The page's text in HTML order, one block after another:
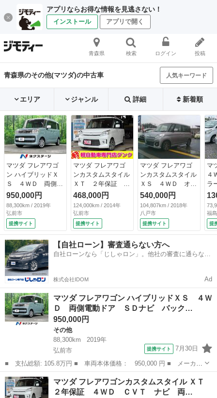
アプリならお得な情報を見逃さない！
インストール アプリで開く
青森県 検索 ログイン 投稿
青森県のその他(マツダ)の中古車 人気キーワード
エリア ジャンル 詳細 新着順
マツダ フレアワゴ
ン ハイブリッドＸ
Ｓ ４ＷＤ 両側電
動ドア ＳＤナビ
バックカメラ 衝突
被害軽減システム
コーナーセンサー
スマートキー オー
トハイビーム オー
トライト オートエ
アコン Ｂｌｕｅｔ
ｏｏｔｈ ＣＤ Ｄ
ＶＤ再生 フルセグ
（車検整備付）
950,000円
88,300km / 2019年
弘前市
提携サイト
マツダ フレアワゴ
ンカスタムスタイル
ＸＴ ２年保証 ４
ＷＤ ＣＶＴ ナ
ビ 両側電動スライ
ドドア シートヒー
ター オートエアコ
ン 電動格納ミラ
ー ウィンカーミラ
ー ＨＩＤライト
フォグランプ 純正
ー スペアキー プ
（車検整備付）
468,000円
124,000km / 2014年
弘前市
提携サイト
マツダ フレアワゴ
ンカスタムスタイル
ＸＳ ４ＷＤ オー
トマ 社外ナビ バ
ックカメラ デュア
ルブレーキサポー
ト リア両側電動ス
ライドドア プッシ
ュスタート車 ＨＩ
Ｄ ドアミラーウイ
ンカー付き （な
540,000円
104,807km / 2018年
八戸市
提携サイト
マ
４
エ
福
提
【自社ローン】審査通らない方へ
自社ローンなら「じしゃロン」。他社の審査に通らなか
株式会社IDOM Ad
マツダ フレアワゴン ハイブリッドＸＳ ４Ｗ
Ｄ 両側電動ドア ＳＤナビ バック…
950,000円
その他
88,300km
2019年
弘前市
提携サイト 7月30日
■ 支払総額: 105.8万円 ■ 車両本体価格： 950,000 円 ■ メーカー
名： マツダ ■ 車種名： フレアワゴン ■ グレード名： ハイブ
リッドＸＳ ４ＷＤ 両側電動ドア ＳＤナビ バックカメラ 衝突
被害軽減シ...
青森 弘前市 その他
マツダ フレアワゴンカスタムスタイル ＸＴ
２年保証 ４ＷＤ ＣＶＴ ナビ 両…